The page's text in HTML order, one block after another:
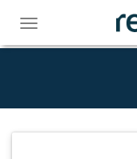
content
Toggle
navigation